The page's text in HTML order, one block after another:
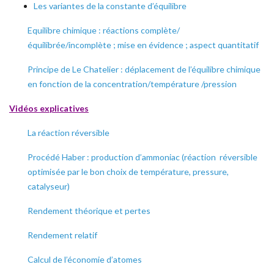
Les variantes de la constante d’équilibre
Equilibre chimique : réactions complète/
équilibrée/incomplète ; mise en évidence ; aspect quantitatif
Principe de Le Chatelier : déplacement de l’équilibre chimique
en fonction de la concentration/température /pression
Vidéos explicatives
La réaction réversible
Procédé Haber : production d’ammoniac (réaction réversible
optimisée par le bon choix de température, pressure,
catalyseur)
Rendement théorique et pertes
Rendement relatif
Calcul de l’économie d’atomes